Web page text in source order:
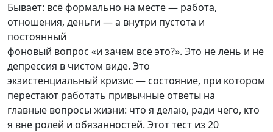
Бывает: всё формально на месте — работа,
отношения, деньги — а внутри пустота и
постоянный
фоновый вопрос «и зачем всё это?». Это не лень и не
депрессия в чистом виде. Это
экзистенциальный кризис — состояние, при котором
перестают работать привычные ответы на
главные вопросы жизни: что я делаю, ради чего, кто
я вне ролей и обязанностей. Этот тест из 20